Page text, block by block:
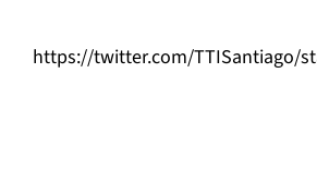
https://twitter.com/TTISantiago/